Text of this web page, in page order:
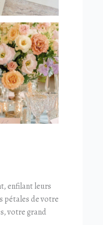
enfilant leurs
pétales de votre
votre grand